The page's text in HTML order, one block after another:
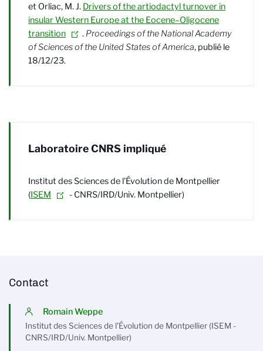
et Orliac, M. J. Drivers of the artiodactyl turnover in
insular Western Europe at the Eocene–Oligocene
transition
. Proceedings of the National Academy
of Sciences of the United States of America, publié le
18/12/23.
Laboratoire CNRS impliqué
Institut des Sciences de l'Évolution de Montpellier
(ISEM - CNRS/IRD/Univ. Montpellier)
Contact
Romain Weppe
Institut des Sciences de l'Évolution de Montpellier (ISEM -
CNRS/IRD/Univ. Montpellier)